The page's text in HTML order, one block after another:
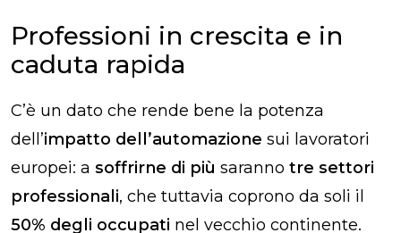
Professioni in crescita e in
caduta rapida
C’è un dato che rende bene la potenza
dell’impatto dell’automazione sui lavoratori
europei: a soffrirne di più saranno tre settori
professionali, che tuttavia coprono da soli il
50% degli occupati nel vecchio continente.